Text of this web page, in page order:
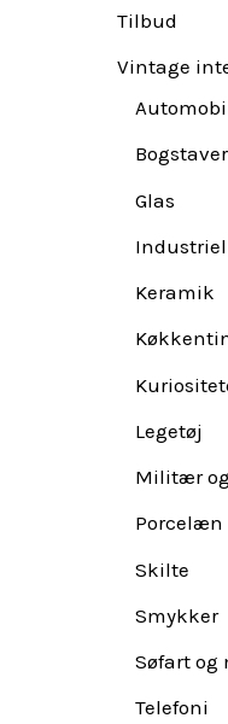
Tilbud
Vintage
Bogstaver
Glas
Industriel
Keramik
Legetøj
Militær
Porcelæn
Skilte
Smykker
Søfart og
Telefoni